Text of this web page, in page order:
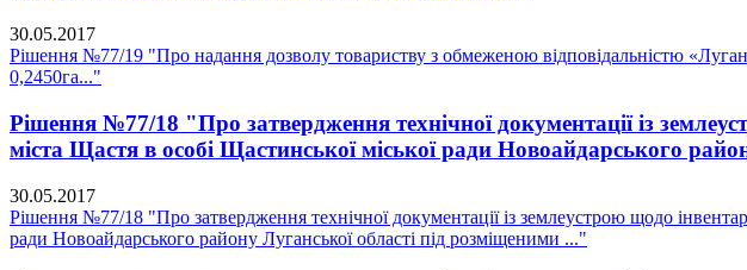
30.05.2017
Рішення №77/19 "Про надання дозволу товариству з обмеженою відповідальністю
0,2450га..."
Рішення №77/18 "Про затвердження технічної документації із
міста Щастя в особі Щастинської міської ради Новоайдарського
30.05.2017
Рішення №77/18 "Про затвердження технічної документації із землеустрою щодо
ради Новоайдарського району Луганської області під розміщеними ..."